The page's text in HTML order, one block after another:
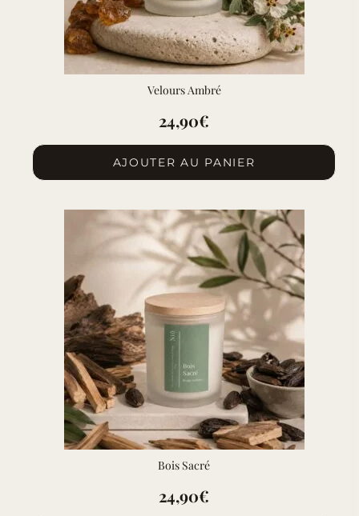
Velours Ambré
24,90€
AJOUTER AU PANIER
Bois Sacré
24,90€